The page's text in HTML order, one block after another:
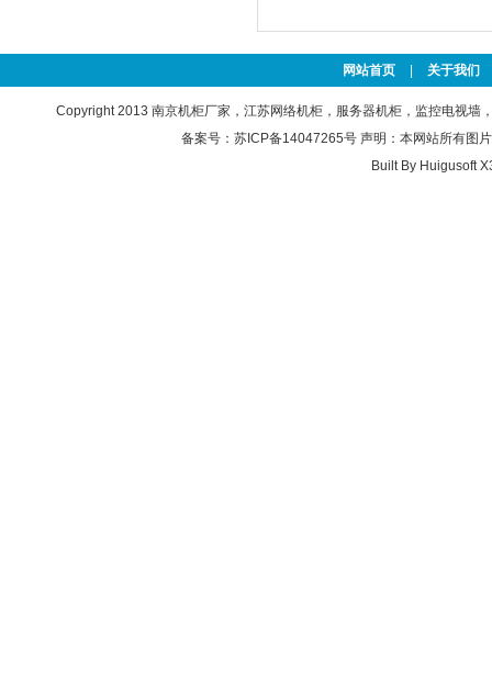
网站首页 关于我们
Copyright 2013 南京机柜厂家，江苏网络机柜，服务器机柜，监控电视
备案号：苏ICP备14047265号 声明：本网站所有图
Built By Huigusoft